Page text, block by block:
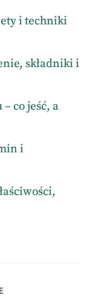
i techniki
składniki i
co jeść, a
i